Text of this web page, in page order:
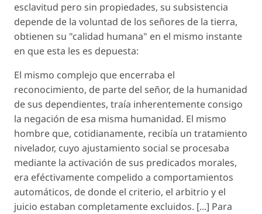
esclavitud pero sin propiedades, su subsistencia
depende de la voluntad de los señores de la tierra,
obtienen su "calidad humana" en el mismo instante
en que esta les es depuesta:
El mismo complejo que encerraba el
reconocimiento, de parte del señor, de la humanidad
de sus dependientes, traía inherentemente consigo
la negación de esa misma humanidad. El mismo
hombre que, cotidianamente, recibía un tratamiento
nivelador, cuyo ajustamiento social se procesaba
mediante la activación de sus predicados morales,
era eféctivamente compelido a comportamientos
automáticos, de donde el criterio, el arbitrio y el
juicio estaban completamente excluidos. [...] Para